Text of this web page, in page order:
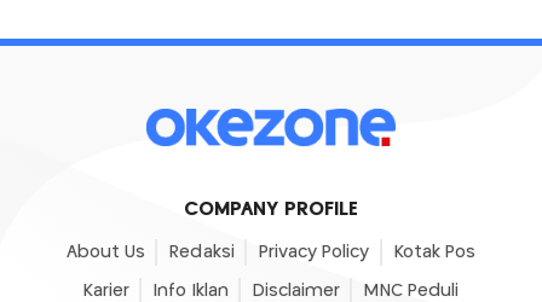
COMPANY PROFILE
About Us Redaksi Privacy Policy Kotak Pos
Karier Info Iklan Disclaimer MNC Peduli